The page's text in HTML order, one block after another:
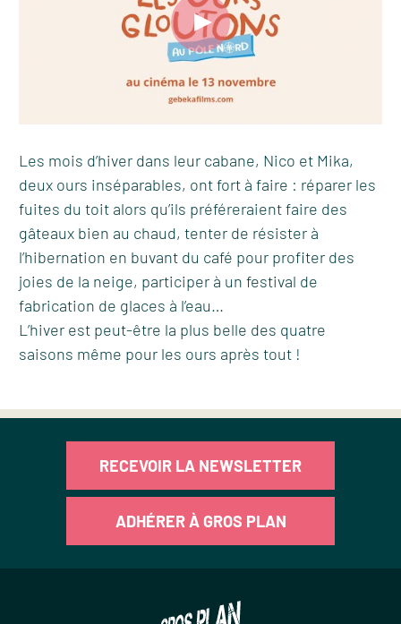
Les mois d’hiver dans leur cabane, Nico et Mika,
deux ours inséparables, ont fort à faire : réparer les
fuites du toit alors qu’ils préféreraient faire des
gâteaux bien au chaud, tenter de résister à
l’hibernation en buvant du café pour profiter des
joies de la neige, participer à un festival de
fabrication de glaces à l’eau…
L’hiver est peut-être la plus belle des quatre
saisons même pour les ours après tout !
RECEVOIR LA NEWSLETTER
ADHÉRER À GROS PLAN